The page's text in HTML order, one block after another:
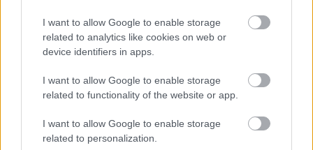
I want to allow Google to enable storage
related to analytics like cookies on web or
device identifiers in apps.
I want to allow Google to enable storage
related to functionality of the website or app.
I want to allow Google to enable storage
related to personalization.
Max Verstappen RB19-esében vasárnap, a nagydíjat